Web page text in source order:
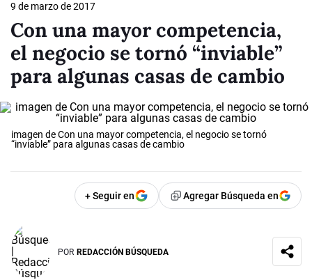
9 de marzo de 2017
Con una mayor competencia,
el negocio se tornó “inviable”
para algunas casas de cambio
imagen de Con una mayor competencia, el negocio se tornó
“inviable” para algunas casas de cambio
+ Seguir en Agregar Búsqueda en
POR REDACCIÓN BÚSQUEDA